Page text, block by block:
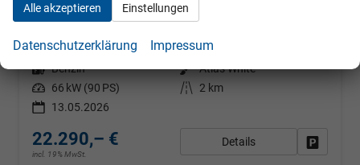
sofort lieferbar Fahrzeug mit Tageszulassung
Fahrzeugnr. 987880 Getriebe Schaltgetriebe
Kraftstoff Benzin Außenfarbe Atlas White
Leistung 66 kW (90 PS) Kilometerstand 2 km
13.05.2026
22.290,– €
incl. 19% MwSt.
Details
Alle akzeptieren Einstellungen
Datenschutzerklärung Impressum